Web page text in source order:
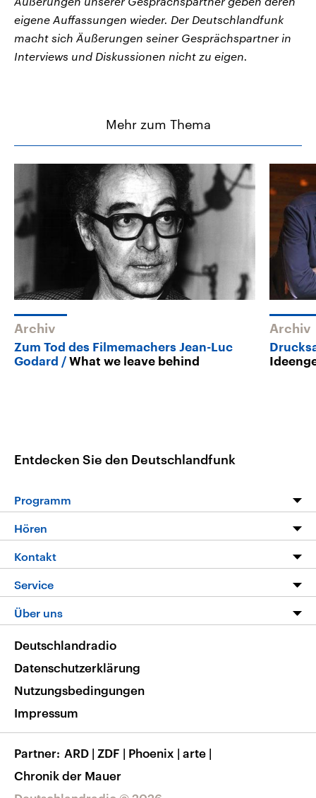
eigene Auffassungen wieder. Der Deutschlandfunk
macht sich Äußerungen seiner Gesprächspartner in
Interviews und Diskussionen nicht zu eigen.
Mehr zum Thema
Archiv
Zum Tod des Filmemachers Jean-Luc
Godard
What we leave behind
Archiv
Entdecken Sie den Deutschlandfunk
Programm
Programm
Die Nachrichten
Nachrichtenleicht
Neue Beiträge auf dlf.de
Hören
Livestream
Podcasts
Deutschlandfunk App
Nachrichten App
Frequenzen
Kontakt
Hörerservice
Service
FAQ
Veranstaltungen
Musikliste
RSS
Über uns
Barrierefreiheit
Deutschlandradio
Datenschutzerklärung
Nutzungsbedingungen
Impressum
Partner ARD | ZDF | Phoenix | arte |
Chronik der Mauer